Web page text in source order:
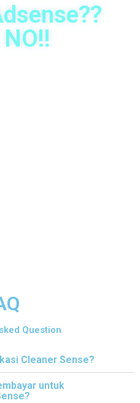
Question
Cleaner Sense?
untuk